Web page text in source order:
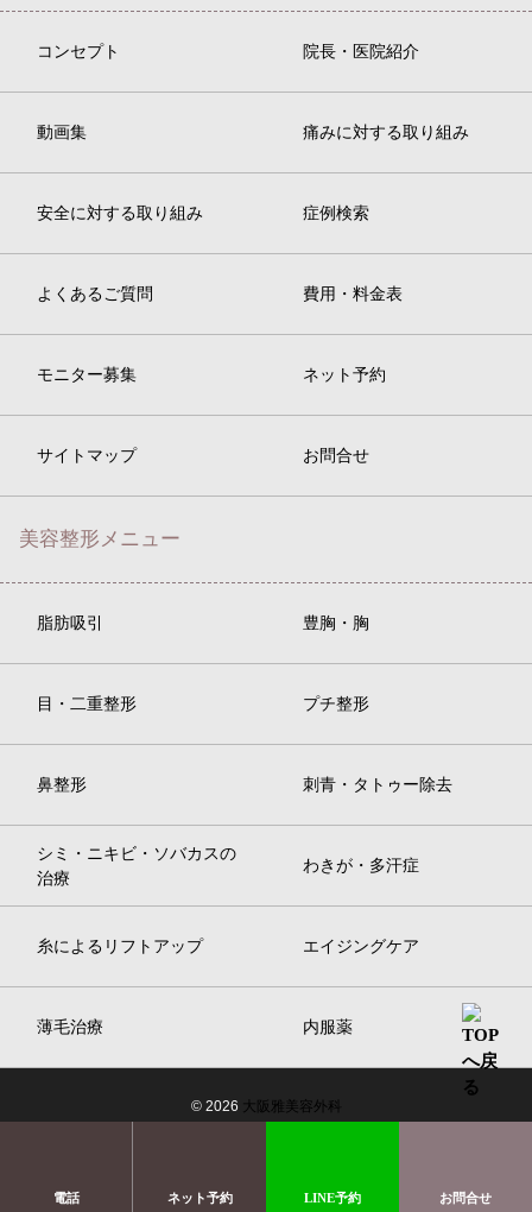
コンセプト 院長・医院紹介
動画集 痛みに対する取り組み
安全に対する取り組み 症例検索
よくあるご質問 費用・料金表
モニター募集 ネット予約
サイトマップ お問合せ
美容整形メニュー
脂肪吸引 豊胸・胸
目・二重整形 プチ整形
鼻整形 刺青・タトゥー除去
シミ・ニキビ・ソバカスの
治療
わきが・多汗症
糸によるリフトアップ エイジングケア
薄毛治療 内服薬
© 2026 大阪雅美容外科
電話 ネット予約 LINE予約 お問合せ